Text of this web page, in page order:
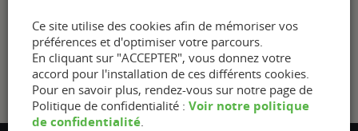
Ce site utilise des cookies afin de mémoriser vos
préférences et d'optimiser votre parcours.
En cliquant sur "ACCEPTER", vous donnez votre
accord pour l'installation de ces différents cookies.
Pour en savoir plus, rendez-vous sur notre page de
Politique de confidentialité : Voir notre politique
de confidentialité.